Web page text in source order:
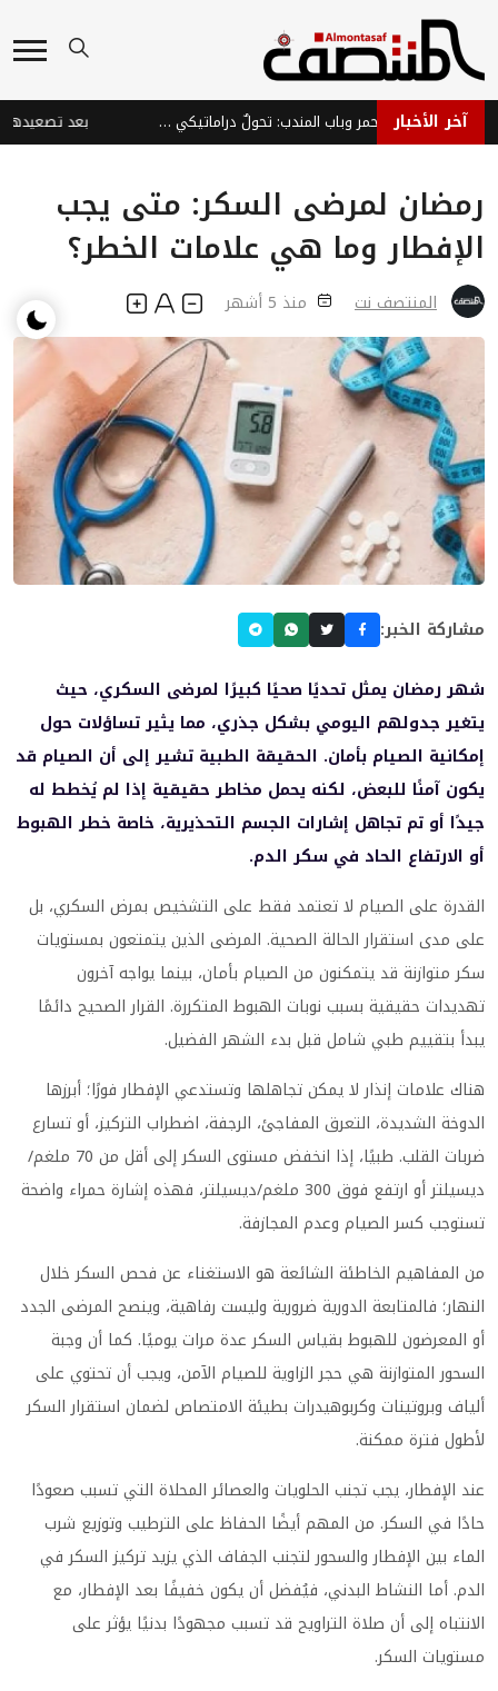
آخر الأخبار الملاحة في البحر الأحمر وباب المندب: تحولٌ دراماتيكي من ممرٍ اقتصادي عالمي إلى ورقة ضغط إيرانية تُعمّق معاناة اليمنيين
رمضان لمرضى السكر: متى يجب
الإفطار وما هي علامات الخطر؟
المنتصف نت منذ 5 أشهر
مشاركة الخبر:
شهر رمضان يمثل تحديًا صحيًا كبيرًا لمرضى السكري، حيث
يتغير جدولهم اليومي بشكل جذري، مما يثير تساؤلات حول
إمكانية الصيام بأمان. الحقيقة الطبية تشير إلى أن الصيام قد
يكون آمنًا للبعض، لكنه يحمل مخاطر حقيقية إذا لم يُخطط له
جيدًا أو تم تجاهل إشارات الجسم التحذيرية، خاصة خطر الهبوط
أو الارتفاع الحاد في سكر الدم.
القدرة على الصيام لا تعتمد فقط على التشخيص بمرض السكري، بل
على مدى استقرار الحالة الصحية. المرضى الذين يتمتعون بمستويات
سكر متوازنة قد يتمكنون من الصيام بأمان، بينما يواجه آخرون
تهديدات حقيقية بسبب نوبات الهبوط المتكررة. القرار الصحيح دائمًا
يبدأ بتقييم طبي شامل قبل بدء الشهر الفضيل.
هناك علامات إنذار لا يمكن تجاهلها وتستدعي الإفطار فورًا؛ أبرزها
الدوخة الشديدة، التعرق المفاجئ، الرجفة، اضطراب التركيز، أو تسارع
ضربات القلب. طبيًا، إذا انخفض مستوى السكر إلى أقل من 70 ملغم/
ديسيلتر أو ارتفع فوق 300 ملغم/ديسيلتر، فهذه إشارة حمراء واضحة
تستوجب كسر الصيام وعدم المجازفة.
من المفاهيم الخاطئة الشائعة هو الاستغناء عن فحص السكر خلال
النهار؛ فالمتابعة الدورية ضرورية وليست رفاهية، وينصح المرضى الجدد
أو المعرضون للهبوط بقياس السكر عدة مرات يوميًا. كما أن وجبة
السحور المتوازنة هي حجر الزاوية للصيام الآمن، ويجب أن تحتوي على
ألياف وبروتينات وكربوهيدرات بطيئة الامتصاص لضمان استقرار السكر
لأطول فترة ممكنة.
عند الإفطار، يجب تجنب الحلويات والعصائر المحلاة التي تسبب صعودًا
حادًا في السكر. من المهم أيضًا الحفاظ على الترطيب وتوزيع شرب
الماء بين الإفطار والسحور لتجنب الجفاف الذي يزيد تركيز السكر في
الدم. أما النشاط البدني، فيُفضل أن يكون خفيفًا بعد الإفطار، مع
الانتباه إلى أن صلاة التراويح قد تسبب مجهودًا بدنيًا يؤثر على
مستويات السكر.